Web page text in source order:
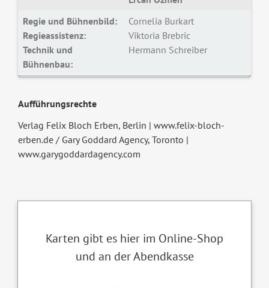
Regie und Bühnenbild:
Regieassistenz:
Technik und
Bühnenbau:
Cornelia Burkart
Viktoria Brebric
Hermann Schreiber
Aufführungsrechte
Verlag Felix Bloch Erben, Berlin | www.felix-bloch-
erben.de / Gary Goddard Agency, Toronto |
www.garygoddardagency.com
Karten gibt es hier im Online-Shop
und an der Abendkasse